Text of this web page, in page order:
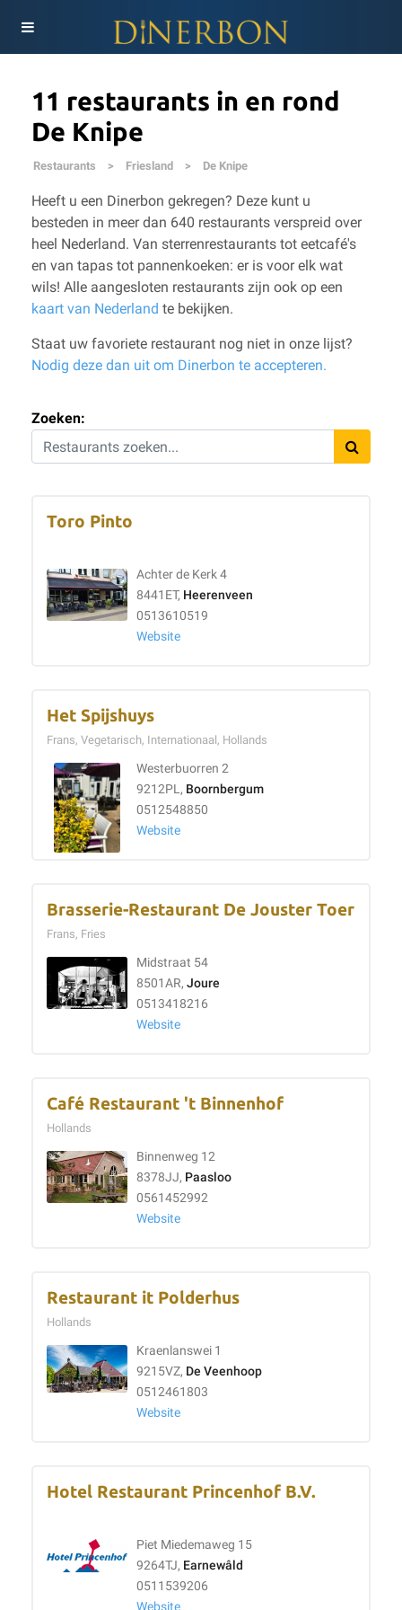
11 restaurants in en rond
De Knipe
Restaurants > Friesland > De Knipe
Heeft u een Dinerbon gekregen? Deze kunt u
besteden in meer dan 640 restaurants verspreid over
heel Nederland. Van sterrenrestaurants tot eetcafé's
en van tapas tot pannenkoeken: er is voor elk wat
wils! Alle aangesloten restaurants zijn ook op een
kaart van Nederland te bekijken.
Staat uw favoriete restaurant nog niet in onze lijst?
Nodig deze dan uit om Dinerbon te accepteren.
Zoeken:
Toro Pinto
Achter de Kerk 4
8441ET, Heerenveen
0513610519
Website
Het Spijshuys
Frans, Vegetarisch, Internationaal, Hollands
Westerbuorren 2
9212PL, Boornbergum
0512548850
Website
Brasserie-Restaurant De Jouster Toer
Frans, Fries
Midstraat 54
8501AR, Joure
0513418216
Website
Café Restaurant 't Binnenhof
Hollands
Binnenweg 12
8378JJ, Paasloo
0561452992
Website
Restaurant it Polderhus
Hollands
Kraenlanswei 1
9215VZ, De Veenhoop
0512461803
Website
Hotel Restaurant Princenhof B.V.
Piet Miedemaweg 15
9264TJ, Earnewâld
0511539206
Website